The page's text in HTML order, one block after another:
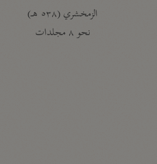
الزمخشري (٥٣٨ هـ)
نحو ٨ مجلدات